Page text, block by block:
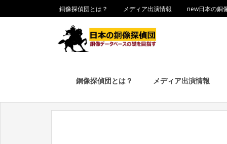
銅像探偵団とは？ メディア出演情報 new日本の銅
銅像探偵団とは？ メディア出演情報